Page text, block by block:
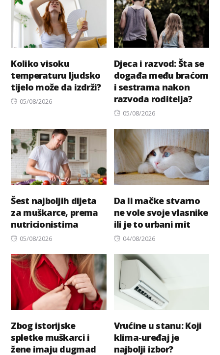
Koliko visoku
temperaturu ljudsko
tijelo može da izdrži?
Posted
05/08/2026
Djeca i razvod: Šta se
događa među braćom
i sestrama nakon
razvoda roditelja?
Posted
05/08/2026
Šest najboljih dijeta
za muškarce, prema
nutricionistima
Posted
05/08/2026
Da li mačke stvarno
ne vole svoje vlasnike
ili je to urbani mit
Posted
04/08/2026
Zbog istorijske
spletke muškarci i
žene imaju dugmad
Vrućine u stanu: Koji
klima-uređaj je
najbolji izbor?